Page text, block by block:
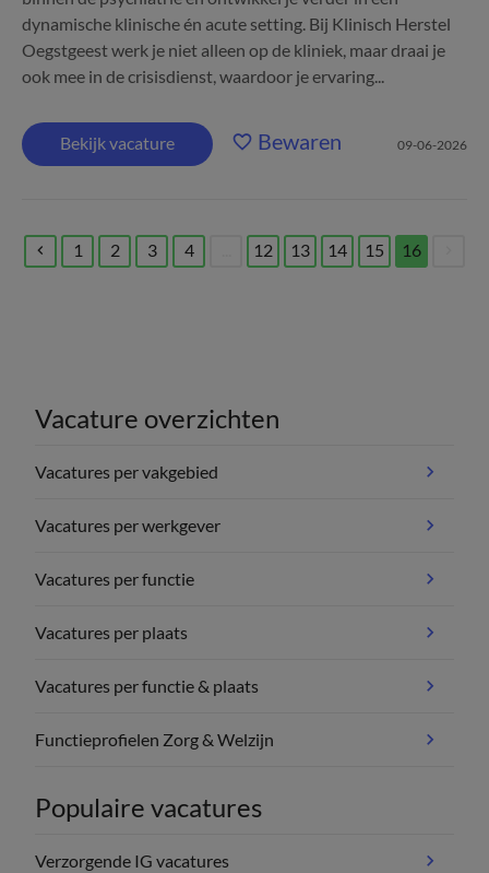
dynamische klinische én acute setting. Bij Klinisch Herstel
Oegstgeest werk je niet alleen op de kliniek, maar draai je
ook mee in de crisisdienst, waardoor je ervaring...
Bekijk vacature Bewaren 09-06-2026
1 2 3 4 12 13 14 15
16
(current)
Vacature overzichten
Vacatures per vakgebied
Vacatures per werkgever
Vacatures per functie
Vacatures per plaats
Vacatures per functie & plaats
Functieprofielen Zorg & Welzijn
Populaire vacatures
Verzorgende IG vacatures